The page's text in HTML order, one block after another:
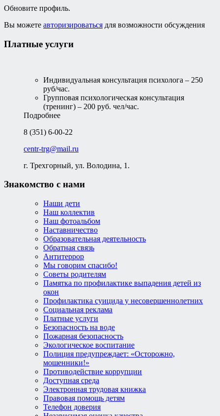
Обновите профиль.
Вы можете авторизироваться для возможности обсуждения
Платные услуги
Индивидуальная консультация психолога – 250
руб/час.
Групповая психологическая консультация
(тренинг) – 200 руб. чел/час.
Подробнее
8 (351) 6-00-22
centr-trg@mail.ru
г. Трехгорный, ул. Володина, 1.
Знакомство с нами
Наши дети
Наш коллектив
Наш фотоальбом
Наставничество
Образовательная деятельность
Обратная связь
Антитеррор
Мы говорим спасибо!
Советы родителям
Памятка по профилактике выпадения детей из
окон
Профилактика суицида у несовершеннолетних
Социальная реклама
Платные услуги
Безопасность на воде
Пожарная безопасность
Экологическое воспитание
Полиция предупреждает: «Осторожно,
мошенники!»
Противодействие коррупции
Доступная среда
Электронная трудовая книжка
Правовая помощь детям
Телефон доверия